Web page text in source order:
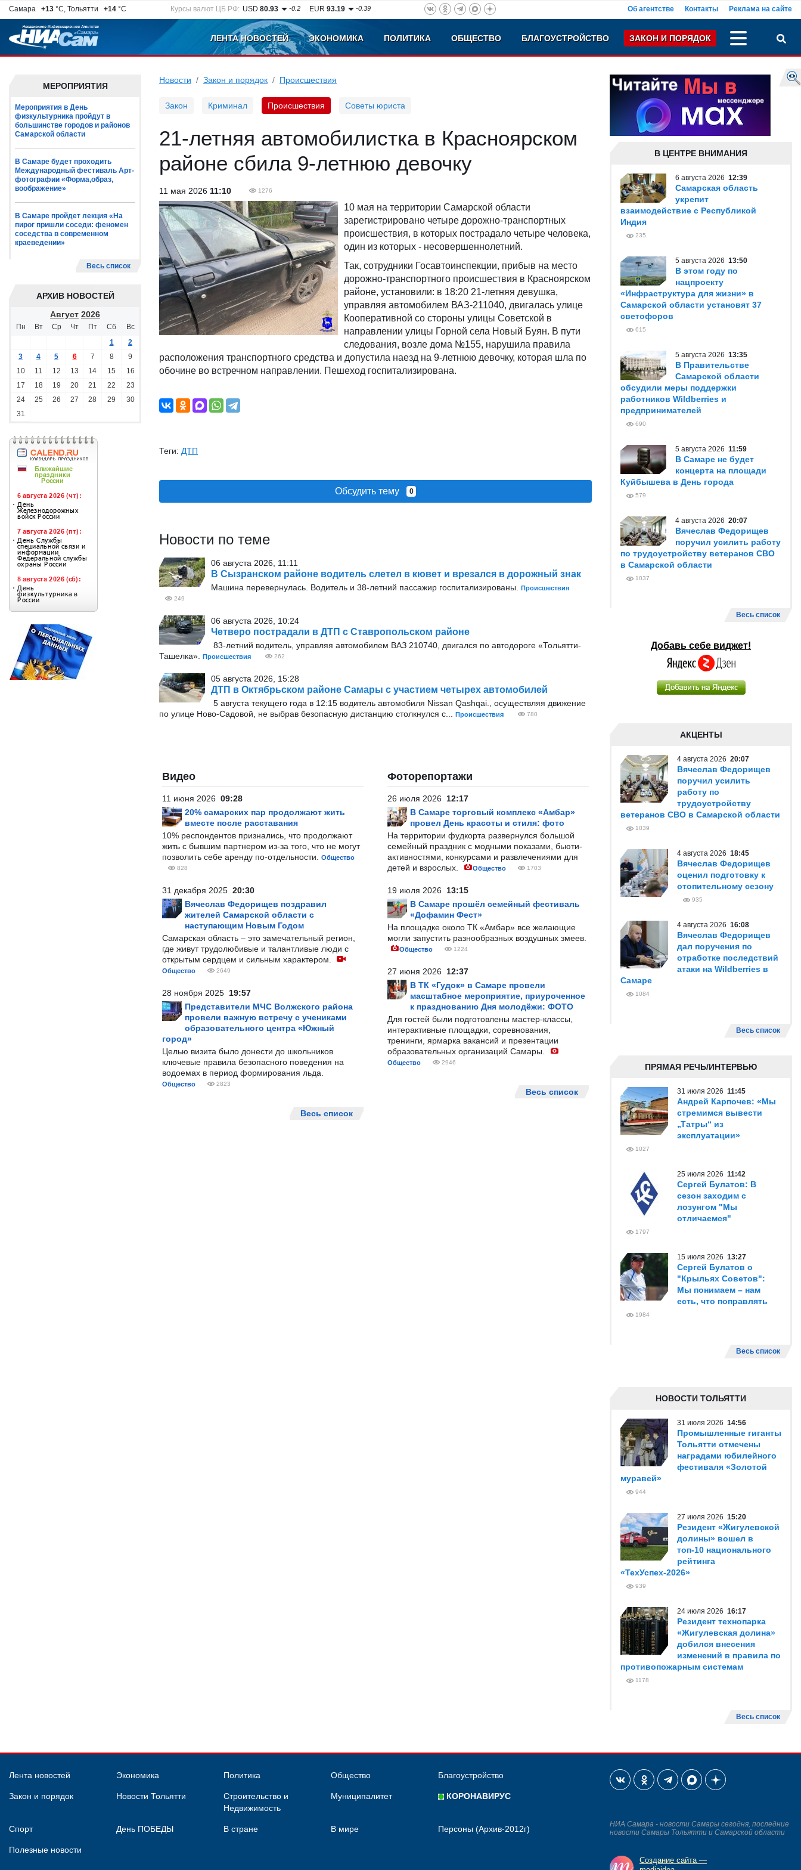
Самара +13 °C, Тольятти +14 °C Курсы валют ЦБ РФ: USD80.93 -0.2 EUR93.19 -0.39 Об агентстве Контакты Реклама на сайте
ЛЕНТА НОВОСТЕЙ ЭКОНОМИКА ПОЛИТИКА ОБЩЕСТВО БЛАГОУСТРОЙСТВО ЗАКОН И ПОРЯДОК
МЕРОПРИЯТИЯ
Мероприятия в День
физкультурника пройдут в
большинстве городов и районов
Самарской области
В Самаре будет проходить
Международный фестиваль Арт-
фотографии «Форма,образ,
воображение»
В Самаре пройдет лекция «На
пирог пришли соседи: феномен
соседства в современном
краеведении»
Весь список
АРХИВ НОВОСТЕЙ
Август 2026
Пн Вт Ср Чт Пт Сб
Вс
1
2
3
4 5 6 7 8
9
10
11 12 13 14 15
16
17
18 19 20 21 22
23
24
25 26 27 28 29
30
31
Новости Закон и порядок Происшествия
Закон Криминал Происшествия Советы юриста
21-летняя автомобилистка в Красноярском
районе сбила 9-летнюю девочку
11 мая 2026 11:10 1276
10 мая на территории Самарской области
зарегистрировано четыре дорожно-транспортных
происшествия, в которых пострадало четыре человека,
один из которых - несовершеннолетний.
Так, сотрудники Госавтоинспекции, прибыв на место
дорожно-транспортного происшествия в Красноярском
районе, установили: в 18:20 21-летняя девушка,
управляя автомобилем ВАЗ-211040, двигалась улице
Кооперативной со стороны улицы Советской в
направлении улицы Горной села Новый Буян. В пути
следования, возле дома №155, нарушила правила
расположения транспортного средства и допустила наезд на 9-летнюю девочку, которая шла по
обочине во встречном направлении. Пешеход госпитализирована.
Теги: ДТП
Обсудить тему 0
Новости по теме
06 августа 2026, 11:11
В Сызранском районе водитель слетел в кювет и врезался в дорожный знак
Машина перевернулась. Водитель и 38-летний пассажир госпитализированы. Происшествия
249
06 августа 2026, 10:24
Четверо пострадали в ДТП с Ставропольском районе
83-летний водитель, управляя автомобилем ВАЗ 210740, двигался по автодороге «Тольятти-
Ташелка».
Происшествия 262
05 августа 2026, 15:28
ДТП в Октябрьском районе Самары с участием четырех автомобилей
5 августа текущего года в 12:15 водитель автомобиля Nissan Qashqai., осуществляя движение
по улице Ново-Садовой, не выбрав безопасную дистанцию столкнулся с...
Происшествия 780
Видео
11 июня 2026 09:28
20% самарских пар продолжают жить
вместе после расставания
10% респондентов признались, что продолжают
жить с бывшим партнером из-за того, что не могут
позволить себе аренду по-отдельности.
Общество
828
31 декабря 2025 20:30
Вячеслав Федорищев поздравил
жителей Самарской области с
наступающим Новым Годом
Самарская область – это замечательный регион,
где живут трудолюбивые и талантливые люди с
открытым сердцем и сильным характером.
Общество 2649
28 ноября 2025 19:57
Представители МЧС Волжского района
провели важную встречу с учениками
образовательного центра «Южный
город»
Целью визита было донести до школьников
ключевые правила безопасного поведения на
водоемах в период формирования льда.
Общество 2823
Весь список
Фоторепортажи
26 июля 2026 12:17
В Самаре торговый комплекс «Амбар»
провел День красоты и стиля: фото
На территории фудкорта развернулся большой
семейный праздник с модными показами, бьюти-
активностями, конкурсами и развлечениями для
детей и взрослых.
Общество 1703
19 июля 2026 13:15
В Самаре прошёл семейный фестиваль
«Дофамин Фест»
На площадке около ТК «Амбар» все желающие
могли запустить разнообразных воздушных змеев.
Общество 1224
27 июня 2026 12:37
В ТК «Гудок» в Самаре провели
масштабное мероприятие, приуроченное
к празднованию Дня молодёжи: ФОТО
Для гостей были подготовлены мастер-классы,
интерактивные площадки, соревнования,
тренинги, ярмарка вакансий и презентации
образовательных организаций Самары.
Общество 2946
Весь список
В ЦЕНТРЕ ВНИМАНИЯ
6 августа 2026 12:39
Самарская область
укрепит
взаимодействие с Республикой
Индия
235
5 августа 2026 13:50
В этом году по
нацпроекту
«Инфраструктура для жизни» в
Самарской области установят 37
светофоров
615
5 августа 2026 13:35
В Правительстве
Самарской области
обсудили меры поддержки
работников Wildberries и
предпринимателей
690
5 августа 2026 11:59
В Самаре не будет
концерта на площади
Куйбышева в День города
579
4 августа 2026 20:07
Вячеслав Федорищев
поручил усилить работу
по трудоустройству ветеранов СВО
в Самарской области
1037
Весь список
Добавь себе виджет!
АКЦЕНТЫ
4 августа 2026 20:07
Вячеслав Федорищев
поручил усилить
работу по
трудоустройству
ветеранов СВО в Самарской области
1039
4 августа 2026 18:45
Вячеслав Федорищев
оценил подготовку к
отопительному сезону
935
4 августа 2026 16:08
Вячеслав Федорищев
дал поручения по
отработке последствий
атаки на Wildberries в
Самаре
1084
Весь список
ПРЯМАЯ РЕЧЬ/ИНТЕРВЬЮ
31 июля 2026 11:45
Андрей Карпочев: «Мы
стремимся вывести
„Татры“ из
эксплуатации»
1027
25 июля 2026 11:42
Сергей Булатов: В
сезон заходим с
лозунгом "Мы
отличаемся"
1797
15 июля 2026 13:27
Сергей Булатов о
"Крыльях Советов":
Мы понимаем – нам
есть, что поправлять
1984
Весь список
НОВОСТИ ТОЛЬЯТТИ
31 июля 2026 14:56
Промышленные гиганты
Тольятти отмечены
наградами юбилейного
фестиваля «Золотой
муравей»
944
27 июля 2026 15:20
Резидент «Жигулевской
долины» вошел в
топ-10 национального
рейтинга
«ТехУспех-2026»
939
24 июля 2026 16:17
Резидент технопарка
«Жигулевская долина»
добился внесения
изменений в правила по
противопожарным системам
1178
Весь список
Лента новостей Экономика Политика Общество Благоустройство
Закон и порядок Новости Тольятти
Строительство и
Недвижимость
Муниципалитет КОРОНАВИРУС
Спорт День ПОБЕДЫ В стране В мире Персоны (Архив-2012г)
Полезные новости
НИА Самара - новости Самары сегодня, последние
новости Самары Тольятти и Самарской области
Создание сайта —